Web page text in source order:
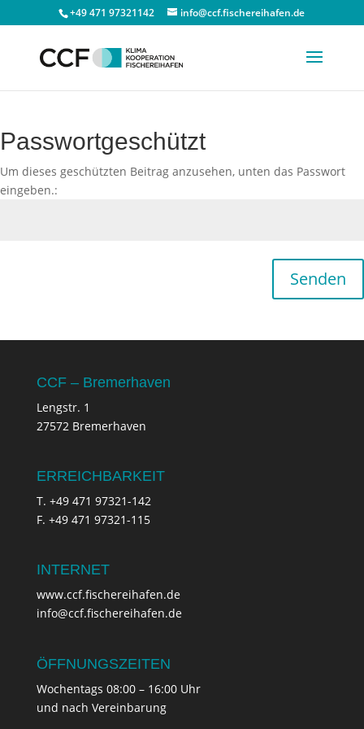
+49 471 97321142 info@ccf.fischereihafen.de
Passwortgeschützt
Um dieses geschützten Beitrag anzusehen, unten das Passwort
eingeben.:
Senden
CCF – Bremerhaven
Lengstr. 1
27572 Bremerhaven
ERREICHBARKEIT
T. +49 471 97321-142
F. +49 471 97321-115
INTERNET
www.ccf.fischereihafen.de
info@ccf.fischereihafen.de
ÖFFNUNGSZEITEN
Wochentags 08:00 – 16:00 Uhr
und nach Vereinbarung